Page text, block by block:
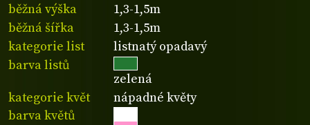
běžná výška
1,3-1,5m
běžná šířka
1,3-1,5m
kategorie list
listnatý opadavý
barva listů
zelená
kategorie květ
nápadné květy
barva květů